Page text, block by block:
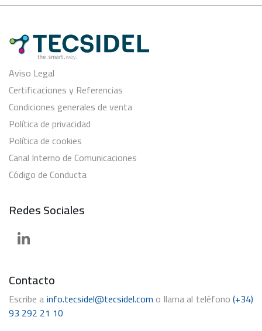
Aviso Legal
Certificaciones y Referencias
Condiciones generales de venta
Política de privacidad
Política de cookies
Canal Interno de Comunicaciones
Código de Conducta
Redes Sociales
Contacto
Escribe ainfo.tecsidel@tecsidel.com o llama al teléfono(+34)
93 292 21 10